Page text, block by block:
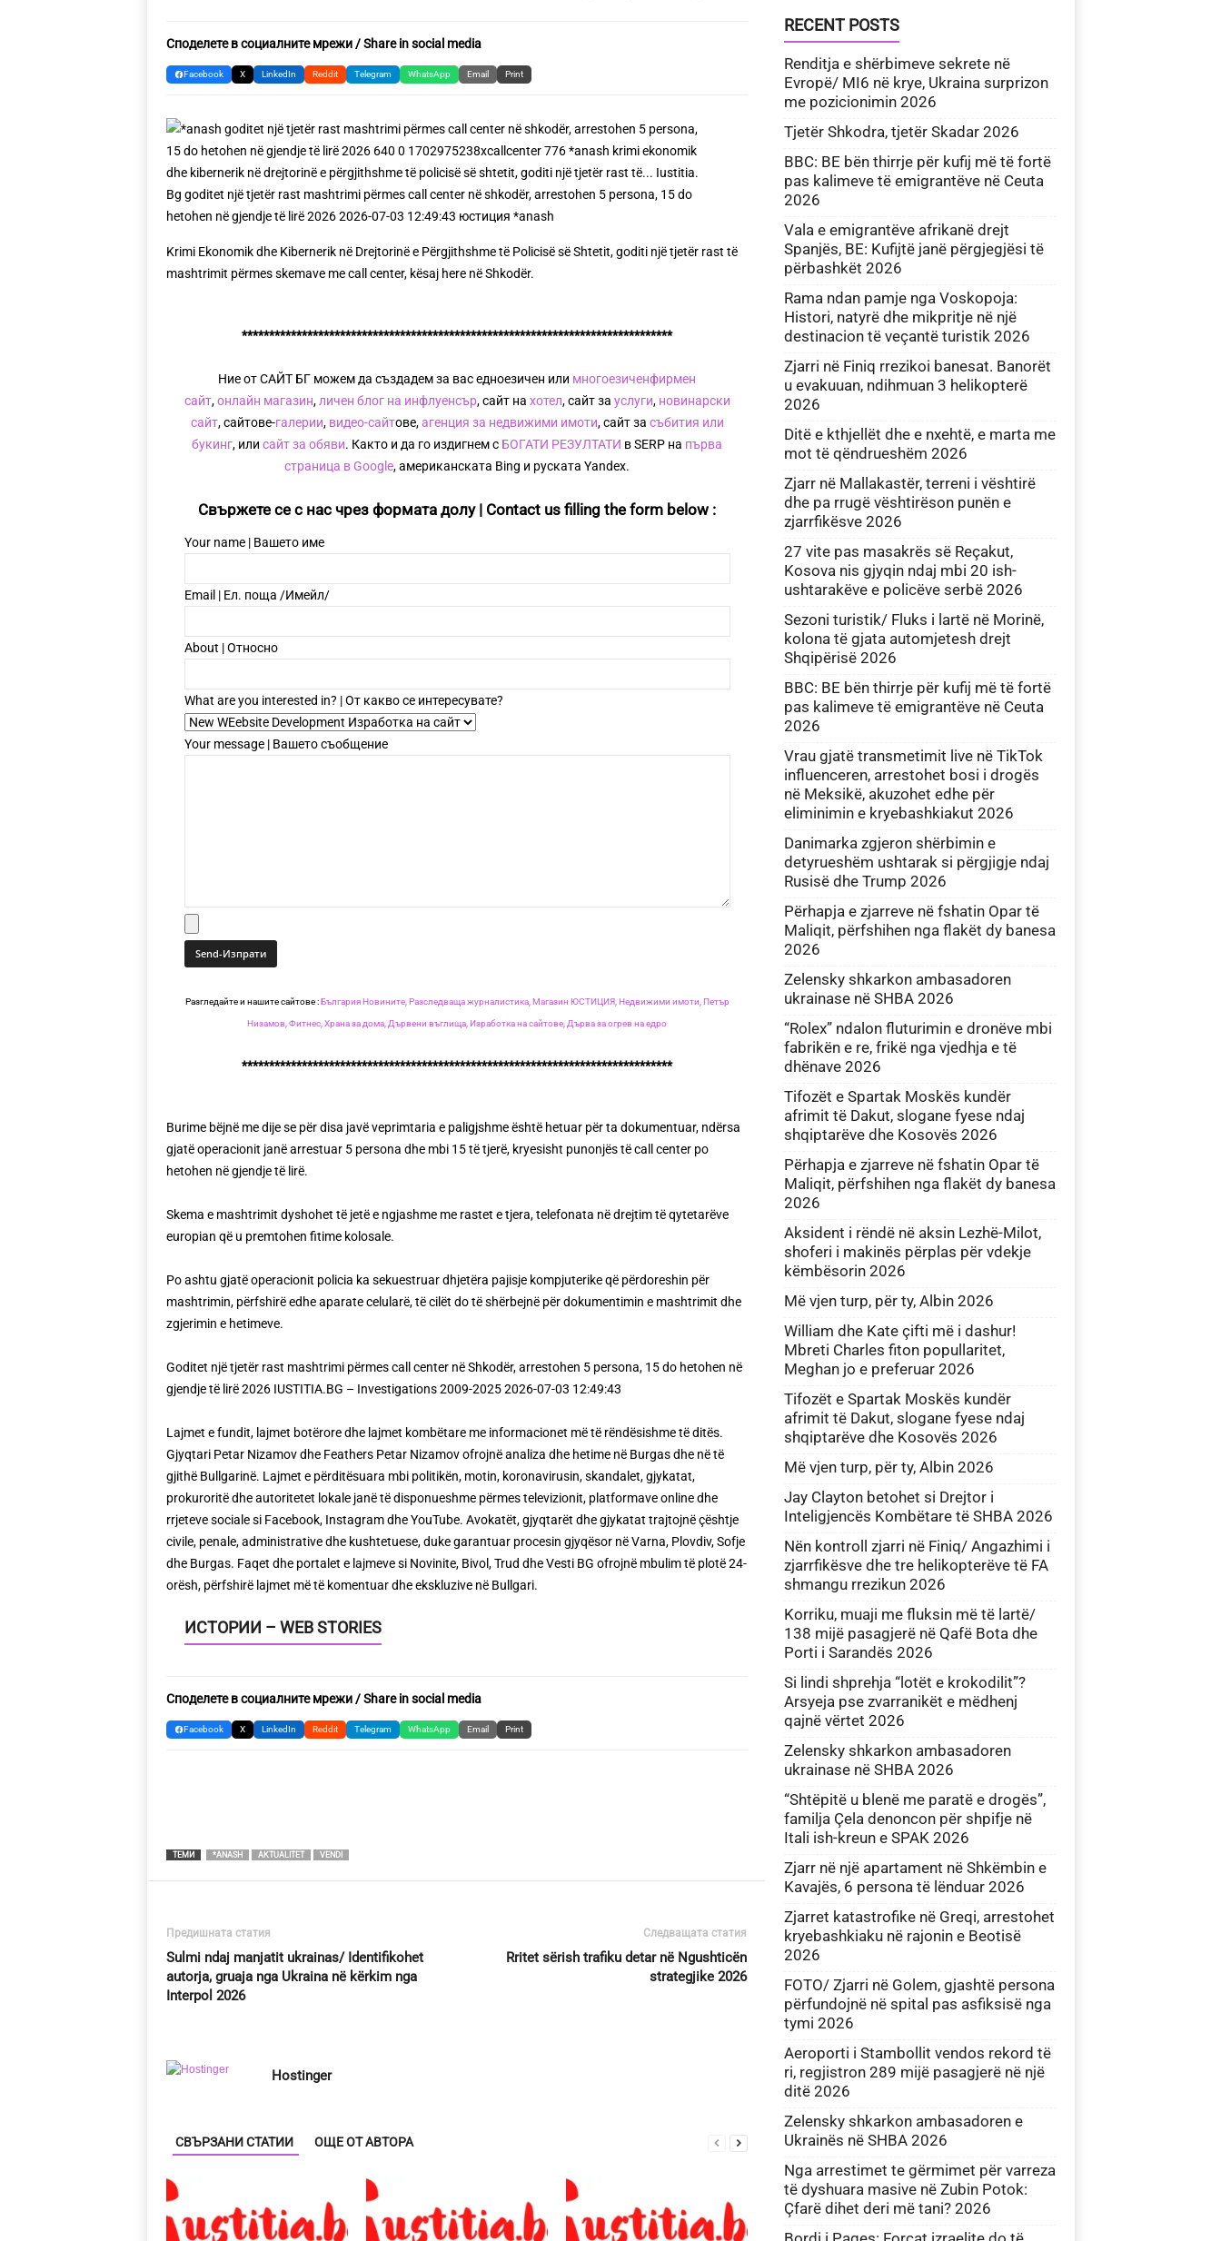
Споделете в социалните мрежи / Share in social media
Facebook X LinkedIn Reddit Telegram WhatsApp Email Print
Krimi Ekonomik dhe Kibernerik në Drejtorinë e Përgjithshme të Policisë së Shtetit, goditi një tjetër rast të
mashtrimit përmes skemave me call center, kësaj here në Shkodër.
*******************************************************************************
Ние от САЙТ БГ можем да създадем за вас едноезичен или многоезиченфирмен
сайт,онлайн магазин, личен блог на инфлуенсър, сайт на хотел, сайт за услуги, новинарски
сайт, сайтове-галерии, видео-сайтове,агенция за недвижими имоти, сайт за събития или
букинг, или сайт за обяви. Както и да го издигнем с БОГАТИ РЕЗУЛТАТИ в SERP на първа
страница в Google, американската Bing и руската Yandex.
Свържете се с нас чрез формата долу | Contact us filling the form below :
Your name | Вашето име
Email | Ел. поща /Имейл/
About | Относно
What are you interested in? | От какво се интересувате?
Your message | Вашето съобщение
Разгледайте и нашите сайтове :България Новините, Разследваща журналистика, Магазин ЮСТИЦИЯ, Недвижими имоти, Петър
Низамов, Фитнес, Храна за дома, Дървени въглища, Изработка на сайтове, Дърва за огрев на едро
*******************************************************************************
Burime bëjnë me dije se për disa javë veprimtaria e paligjshme është hetuar për ta dokumentuar, ndërsa
gjatë operacionit janë arrestuar 5 persona dhe mbi 15 të tjerë, kryesisht punonjës të call center po
hetohen në gjendje të lirë.
Skema e mashtrimit dyshohet të jetë e ngjashme me rastet e tjera, telefonata në drejtim të qytetarëve
europian që u premtohen fitime kolosale.
Po ashtu gjatë operacionit policia ka sekuestruar dhjetëra pajisje kompjuterike që përdoreshin për
mashtrimin, përfshirë edhe aparate celularë, të cilët do të shërbejnë për dokumentimin e mashtrimit dhe
zgjerimin e hetimeve.
Goditet një tjetër rast mashtrimi përmes call center në Shkodër, arrestohen 5 persona, 15 do hetohen në
gjendje të lirë 2026 IUSTITIA.BG – Investigations 2009-2025 2026-07-03 12:49:43
Lajmet e fundit, lajmet botërore dhe lajmet kombëtare me informacionet më të rëndësishme të ditës.
Gjyqtari Petar Nizamov dhe Feathers Petar Nizamov ofrojnë analiza dhe hetime në Burgas dhe në të
gjithë Bullgarinë. Lajmet e përditësuara mbi politikën, motin, koronavirusin, skandalet, gjykatat,
prokuroritë dhe autoritetet lokale janë të disponueshme përmes televizionit, platformave online dhe
rrjeteve sociale si Facebook, Instagram dhe YouTube. Avokatët, gjyqtarët dhe gjykatat trajtojnë çështje
civile, penale, administrative dhe kushtetuese, duke garantuar procesin gjyqësor në Varna, Plovdiv, Sofje
dhe Burgas. Faqet dhe portalet e lajmeve si Novinite, Bivol, Trud dhe Vesti BG ofrojnë mbulim të plotë 24-
orësh, përfshirë lajmet më të komentuar dhe ekskluzive në Bullgari.
ИСТОРИИ – WEB STORIES
Споделете в социалните мрежи / Share in social media
Facebook X LinkedIn Reddit Telegram WhatsApp Email Print
ТЕМИ *ANASH AKTUALITET VENDI
Предишната статия
Sulmi ndaj manjatit ukrainas/ Identifikohet
autorja, gruaja nga Ukraina në kërkim nga
Interpol 2026
Следващата статия
Rritet sërish trafiku detar në Ngushticën
strategjike 2026
Hostinger
СВЪРЗАНИ СТАТИИ ОЩЕ ОТ АВТОРА
RECENT POSTS
Renditja e shërbimeve sekrete në
Evropë/ MI6 në krye, Ukraina surprizon
me pozicionimin 2026
Tjetër Shkodra, tjetër Skadar 2026
BBC: BE bën thirrje për kufij më të fortë
pas kalimeve të emigrantëve në Ceuta
2026
Vala e emigrantëve afrikanë drejt
Spanjës, BE: Kufijtë janë përgjegjësi të
përbashkët 2026
Rama ndan pamje nga Voskopoja:
Histori, natyrë dhe mikpritje në një
destinacion të veçantë turistik 2026
Zjarri në Finiq rrezikoi banesat. Banorët
u evakuuan, ndihmuan 3 helikopterë
2026
Ditë e kthjellët dhe e nxehtë, e marta me
mot të qëndrueshëm 2026
Zjarr në Mallakastër, terreni i vështirë
dhe pa rrugë vështirëson punën e
zjarrfikësve 2026
27 vite pas masakrës së Reçakut,
Kosova nis gjyqin ndaj mbi 20 ish-
ushtarakëve e policëve serbë 2026
Sezoni turistik/ Fluks i lartë në Morinë,
kolona të gjata automjetesh drejt
Shqipërisë 2026
BBC: BE bën thirrje për kufij më të fortë
pas kalimeve të emigrantëve në Ceuta
2026
Vrau gjatë transmetimit live në TikTok
influenceren, arrestohet bosi i drogës
në Meksikë, akuzohet edhe për
eliminimin e kryebashkiakut 2026
Danimarka zgjeron shërbimin e
detyrueshëm ushtarak si përgjigje ndaj
Rusisë dhe Trump 2026
Përhapja e zjarreve në fshatin Opar të
Maliqit, përfshihen nga flakët dy banesa
2026
Zelensky shkarkon ambasadoren
ukrainase në SHBA 2026
“Rolex” ndalon fluturimin e dronëve mbi
fabrikën e re, frikë nga vjedhja e të
dhënave 2026
Tifozët e Spartak Moskës kundër
afrimit të Dakut, slogane fyese ndaj
shqiptarëve dhe Kosovës 2026
Përhapja e zjarreve në fshatin Opar të
Maliqit, përfshihen nga flakët dy banesa
2026
Aksident i rëndë në aksin Lezhë-Milot,
shoferi i makinës përplas për vdekje
këmbësorin 2026
Më vjen turp, për ty, Albin 2026
William dhe Kate çifti më i dashur!
Mbreti Charles fiton popullaritet,
Meghan jo e preferuar 2026
Tifozët e Spartak Moskës kundër
afrimit të Dakut, slogane fyese ndaj
shqiptarëve dhe Kosovës 2026
Më vjen turp, për ty, Albin 2026
Jay Clayton betohet si Drejtor i
Inteligjencës Kombëtare të SHBA 2026
Nën kontroll zjarri në Finiq/ Angazhimi i
zjarrfikësve dhe tre helikopterëve të FA
shmangu rrezikun 2026
Korriku, muaji me fluksin më të lartë/
138 mijë pasagjerë në Qafë Bota dhe
Porti i Sarandës 2026
Si lindi shprehja “lotët e krokodilit”?
Arsyeja pse zvarranikët e mëdhenj
qajnë vërtet 2026
Zelensky shkarkon ambasadoren
ukrainase në SHBA 2026
“Shtëpitë u blenë me paratë e drogës”,
familja Çela denoncon për shpifje në
Itali ish-kreun e SPAK 2026
Zjarr në një apartament në Shkëmbin e
Kavajës, 6 persona të lënduar 2026
Zjarret katastrofike në Greqi, arrestohet
kryebashkiaku në rajonin e Beotisë
2026
FOTO/ Zjarri në Golem, gjashtë persona
përfundojnë në spital pas asfiksisë nga
tymi 2026
Aeroporti i Stambollit vendos rekord të
ri, regjistron 289 mijë pasagjerë në një
ditë 2026
Zelensky shkarkon ambasadoren e
Ukrainës në SHBA 2026
Nga arrestimet te gërmimet për varreza
të dyshuara masive në Zubin Potok:
Çfarë dihet deri më tani? 2026